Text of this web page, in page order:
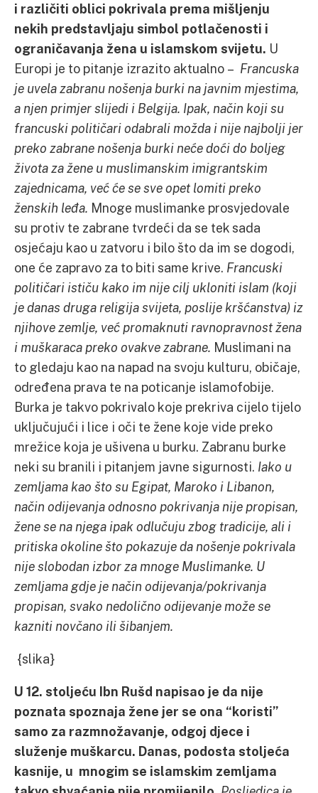
i različiti oblici pokrivala prema mišljenju
nekih predstavljaju simbol potlačenosti i
ograničavanja žena u islamskom svijetu. U
Europi je to pitanje izrazito aktualno – Francuska
je uvela zabranu nošenja burki na javnim mjestima,
a njen primjer slijedi i Belgija. Ipak, način koji su
francuski političari odabrali možda i nije najbolji jer
preko zabrane nošenja burki neće doći do boljeg
života za žene u muslimanskim imigrantskim
zajednicama, već će se sve opet lomiti preko
ženskih leđa. Mnoge muslimanke prosvjedovale
su protiv te zabrane tvrdeći da se tek sada
osjećaju kao u zatvoru i bilo što da im se dogodi,
one će zapravo za to biti same krive. Francuski
političari ističu kako im nije cilj ukloniti islam (koji
je danas druga religija svijeta, poslije kršćanstva) iz
njihove zemlje, već promaknuti ravnopravnost žena
i muškaraca preko ovakve zabrane. Muslimani na
to gledaju kao na napad na svoju kulturu, običaje,
određena prava te na poticanje islamofobije.
Burka je takvo pokrivalo koje prekriva cijelo tijelo
uključujući i lice i oči te žene koje vide preko
mrežice koja je ušivena u burku. Zabranu burke
neki su branili i pitanjem javne sigurnosti. Iako u
zemljama kao što su Egipat, Maroko i Libanon,
način odijevanja odnosno pokrivanja nije propisan,
žene se na njega ipak odlučuju zbog tradicije, ali i
pritiska okoline što pokazuje da nošenje pokrivala
nije slobodan izbor za mnoge Muslimanke. U
zemljama gdje je način odijevanja/pokrivanja
propisan, svako nedolično odijevanje može se
kazniti novčano ili šibanjem.
{slika}
U 12. stoljeću Ibn Rušd napisao je da nije
poznata spoznaja žene jer se ona “koristi”
samo za razmnožavanje, odgoj djece i
služenje muškarcu. Danas, podosta stoljeća
kasnije, u mnogim se islamskim zemljama